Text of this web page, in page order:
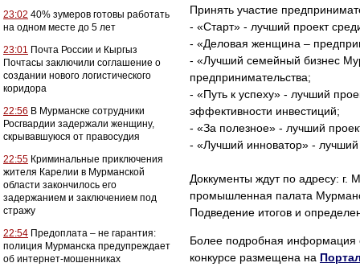
23:02 40% зумеров готовы работать
на одном месте до 5 лет
23:01 Почта России и Кыргыз
Почтасы заключили соглашение о
создании нового логистического
коридора
22:56 В Мурманске сотрудники
Росгвардии задержали женщину,
скрывавшуюся от правосудия
22:55 Криминальные приключения
жителя Карелии в Мурманской
области закончилось его
задержанием и заключением под
стражу
22:54 Предоплата – не гарантия:
полиция Мурманска предупреждает
об интернет-мошенниках
Принять участие
- «Старт» - лучший проект
- «Деловая женщина –
- «Лучший семейный бизнес
предпринимательства;
- «Путь к успеху» - лучший
эффективности инвестиций;
- «За полезное» - лучший
- «Лучший инноватор» -
Доккументы ждут по адресу: г.
промышленная палата
Подведение итогов и
Более подробная информация
конкурсе размещена на